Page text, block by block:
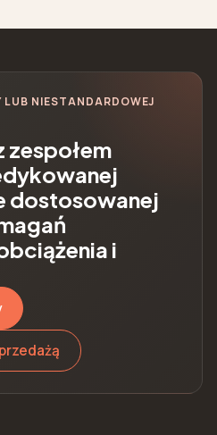
NIESTANDARDOWEJ
zespołem
dostosowanej
i